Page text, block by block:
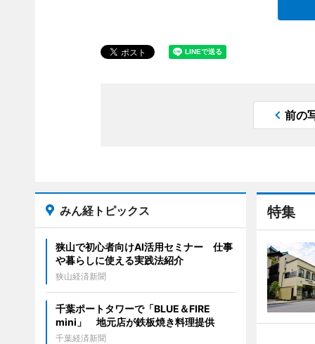
前の
特集
みん経トピックス
狭山で初心者向けAI活用セミナー 仕事
や暮らしに使える実践法紹介
狭山経済新聞
千葉ポートタワーで「BLUE＆FIRE
mini」 地元店が鉄板焼き料理提供
千葉経済新聞